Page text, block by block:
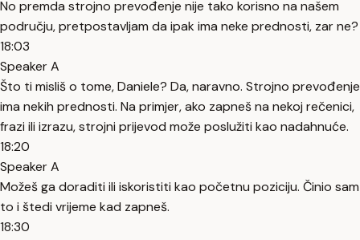
No premda strojno prevođenje nije tako korisno na našem
području, pretpostavljam da ipak ima neke prednosti, zar ne?
18:03
Speaker A
Što ti misliš o tome, Daniele? Da, naravno. Strojno prevođenje
ima nekih prednosti. Na primjer, ako zapneš na nekoj rečenici,
frazi ili izrazu, strojni prijevod može poslužiti kao nadahnuće.
18:20
Speaker A
Možeš ga doraditi ili iskoristiti kao početnu poziciju. Činio sam
to i štedi vrijeme kad zapneš.
18:30